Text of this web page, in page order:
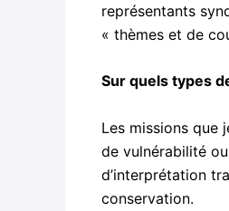
représentants
« thèmes et de
Sur quels types
Les missions que
de vulnérabilité
d’interprétation
conservation.